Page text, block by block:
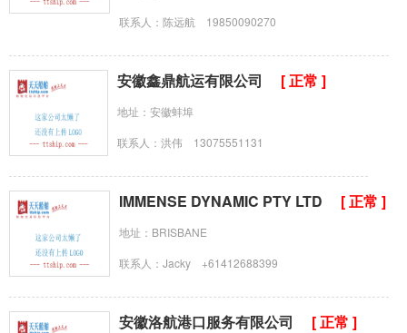
联系人：陈远航 19850090270
安徽鑫鼎航运有限公司 [ 正常 ]
地址：安徽蚌埠
联系人：洪伟 13075551131
IMMENSE DYNAMIC PTY LTD [ 正常 ]
地址：BRISBANE
联系人：Jacky +61412688399
安徽洛航港口服务有限公司 [ 正常 ]